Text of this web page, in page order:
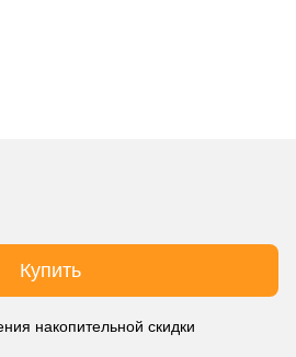
Купить
накопительной скидки